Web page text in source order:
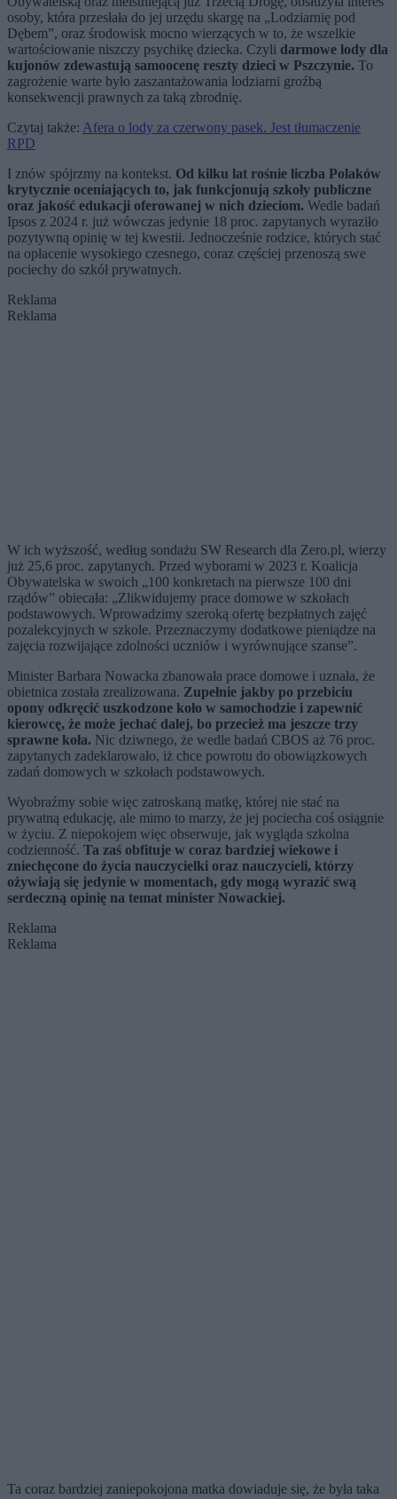
osoby, która przesłała do jej urzędu skargę na „Lodziarnię pod
Dębem”, oraz środowisk mocno wierzących w to, że wszelkie
wartościowanie niszczy psychikę dziecka. Czyli darmowe lody dla
kujonów zdewastują samoocenę reszty dzieci w Pszczynie. To
zagrożenie warte było zaszantażowania lodziarni groźbą
konsekwencji prawnych za taką zbrodnię.
Czytaj także: Afera o lody za czerwony pasek. Jest tłumaczenie
RPD
I znów spójrzmy na kontekst. Od kilku lat rośnie liczba Polaków
krytycznie oceniających to, jak funkcjonują szkoły publiczne
oraz jakość edukacji oferowanej w nich dzieciom. Wedle badań
Ipsos z 2024 r. już wówczas jedynie 18 proc. zapytanych wyraziło
pozytywną opinię w tej kwestii. Jednocześnie rodzice, których stać
na opłacenie wysokiego czesnego, coraz częściej przenoszą swe
pociechy do szkół prywatnych.
Reklama
Reklama
W ich wyższość, według sondażu SW Research dla Zero.pl, wierzy
już 25,6 proc. zapytanych. Przed wyborami w 2023 r. Koalicja
Obywatelska w swoich „100 konkretach na pierwsze 100 dni
rządów” obiecała: „Zlikwidujemy prace domowe w szkołach
podstawowych. Wprowadzimy szeroką ofertę bezpłatnych zajęć
pozalekcyjnych w szkole. Przeznaczymy dodatkowe pieniądze na
zajęcia rozwijające zdolności uczniów i wyrównujące szanse”.
Minister Barbara Nowacka zbanowała prace domowe i uznała, że
obietnica została zrealizowana. Zupełnie jakby po przebiciu
opony odkręcić uszkodzone koło w samochodzie i zapewnić
kierowcę, że może jechać dalej, bo przecież ma jeszcze trzy
sprawne koła. Nic dziwnego, że wedle badań CBOS aż 76 proc.
zapytanych zadeklarowało, iż chce powrotu do obowiązkowych
zadań domowych w szkołach podstawowych.
Wyobraźmy sobie więc zatroskaną matkę, której nie stać na
prywatną edukację, ale mimo to marzy, że jej pociecha coś osiągnie
w życiu. Z niepokojem więc obserwuje, jak wygląda szkolna
codzienność. Ta zaś obfituje w coraz bardziej wiekowe i
zniechęcone do życia nauczycielki oraz nauczycieli, którzy
ożywiają się jedynie w momentach, gdy mogą wyrazić swą
serdeczną opinię na temat minister Nowackiej.
Reklama
Reklama
Ta coraz bardziej zaniepokojona matka dowiaduje się, że była taka